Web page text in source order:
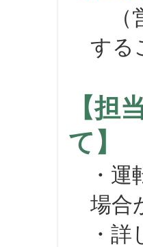
（営
する
【担
て】
・運
場合
・詳